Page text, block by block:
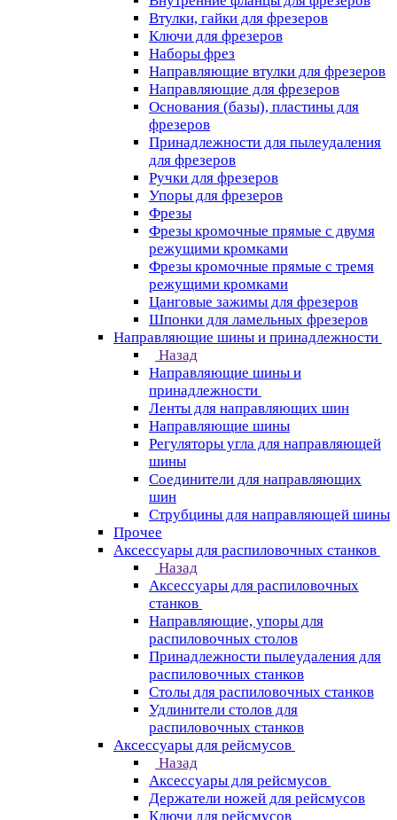
Втулки, гайки для фрезеров
Ключи для фрезеров
Наборы фрез
Направляющие втулки для фрезеров
Направляющие для фрезеров
Основания (базы), пластины для
фрезеров
Принадлежности для пылеудаления
для фрезеров
Ручки для фрезеров
Упоры для фрезеров
Фрезы
Фрезы кромочные прямые с двумя
режущими кромками
Фрезы кромочные прямые с тремя
режущими кромками
Цанговые зажимы для фрезеров
Шпонки для ламельных фрезеров
Направляющие шины и принадлежности
Назад
Направляющие шины и
принадлежности
Ленты для направляющих шин
Направляющие шины
Регуляторы угла для направляющей
шины
Соединители для направляющих
шин
Струбцины для направляющей шины
Прочее
Аксессуары для распиловочных станков
Назад
Аксессуары для распиловочных
станков
Направляющие, упоры для
распиловочных столов
Принадлежности пылеудаления для
распиловочных станков
Столы для распиловочных станков
Удлинители столов для
распиловочных станков
Аксессуары для рейсмусов
Назад
Аксессуары для рейсмусов
Держатели ножей для рейсмусов
Ключи для рейсмусов